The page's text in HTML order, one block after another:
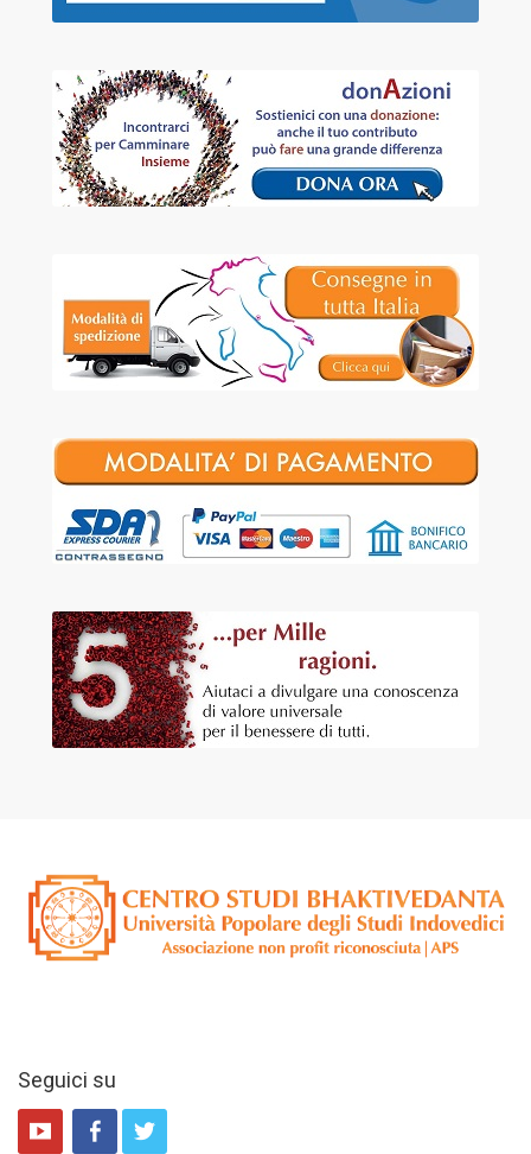
Seguici su